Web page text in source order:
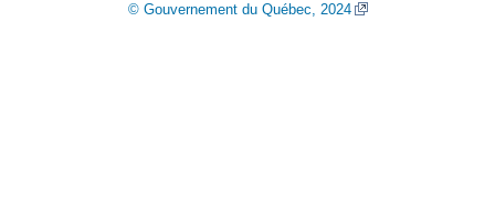
© Gouvernement du Québec, 2024